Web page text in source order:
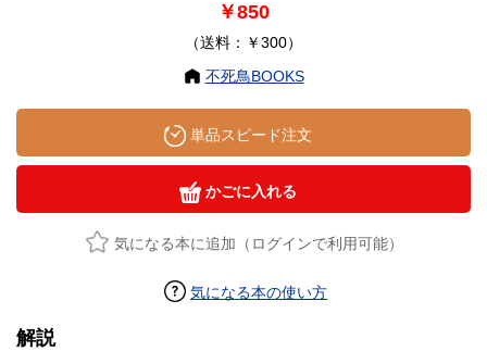
￥850
（送料：￥300）
不死鳥BOOKS
単品スピード注文
かごに入れる
気になる本に追加（ログインで利用可能）
気になる本の使い方
解説